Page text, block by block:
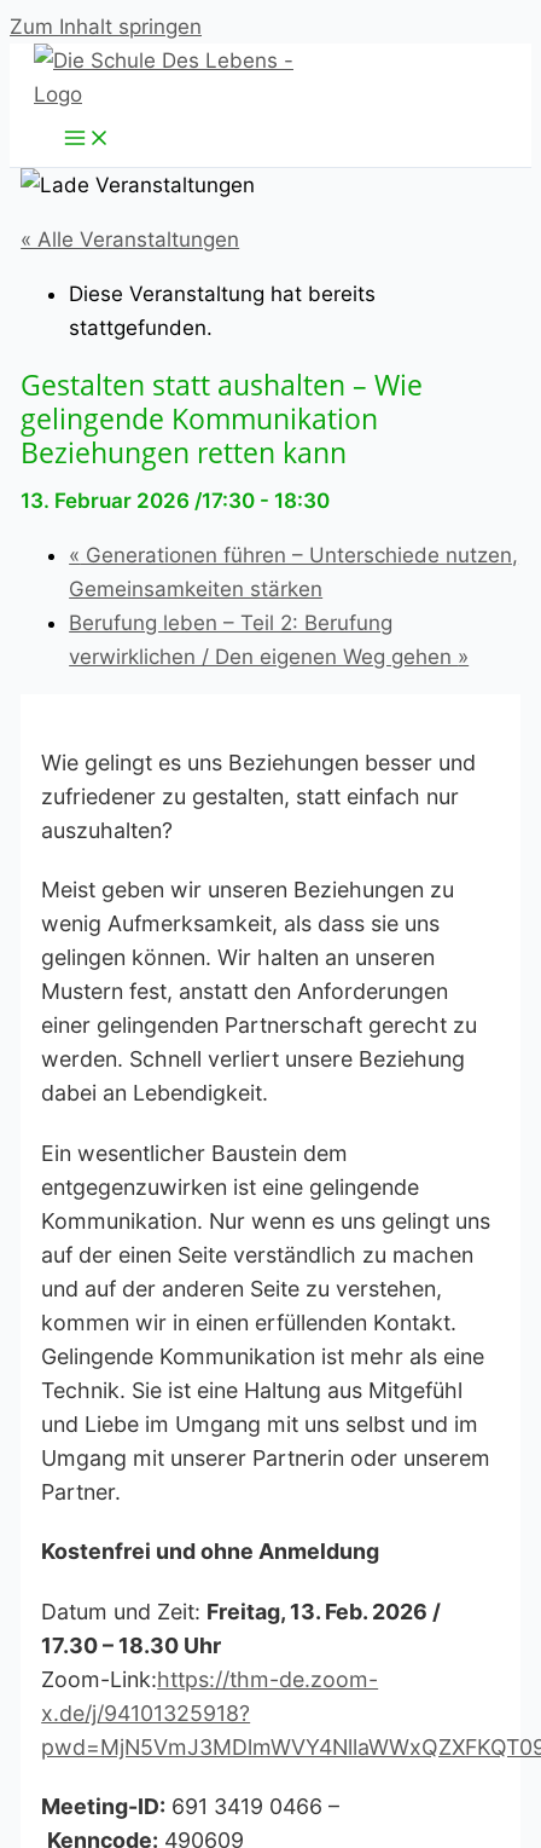
Zum Inhalt springen
« Alle Veranstaltungen
Diese Veranstaltung hat bereits
stattgefunden.
Gestalten statt aushalten – Wie
gelingende Kommunikation
Beziehungen retten kann
13. Februar 2026 /17:30 - 18:30
« Generationen führen – Unterschiede nutzen,
Gemeinsamkeiten stärken
Berufung leben – Teil 2: Berufung
verwirklichen / Den eigenen Weg gehen »
Wie gelingt es uns Beziehungen besser und
zufriedener zu gestalten, statt einfach nur
auszuhalten?
Meist geben wir unseren Beziehungen zu
wenig Aufmerksamkeit, als dass sie uns
gelingen können. Wir halten an unseren
Mustern fest, anstatt den Anforderungen
einer gelingenden Partnerschaft gerecht zu
werden. Schnell verliert unsere Beziehung
dabei an Lebendigkeit.
Ein wesentlicher Baustein dem
entgegenzuwirken ist eine gelingende
Kommunikation. Nur wenn es uns gelingt uns
auf der einen Seite verständlich zu machen
und auf der anderen Seite zu verstehen,
kommen wir in einen erfüllenden Kontakt.
Gelingende Kommunikation ist mehr als eine
Technik. Sie ist eine Haltung aus Mitgefühl
und Liebe im Umgang mit uns selbst und im
Umgang mit unserer Partnerin oder unserem
Partner.
Kostenfrei und ohne Anmeldung
Datum und Zeit: Freitag, 13. Feb. 2026 /
17.30 – 18.30 Uhr
Zoom-Link:https://thm-de.zoom-
x.de/j/94101325918?
Meeting-ID: 691 3419 0466 –
Kenncode: 490609